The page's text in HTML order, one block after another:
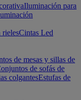
Iluminación para
rielesCintas Led
de mesas y sillas de
de sofás de
colgantesEstufas de